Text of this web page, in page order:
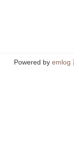
Powered by emlog